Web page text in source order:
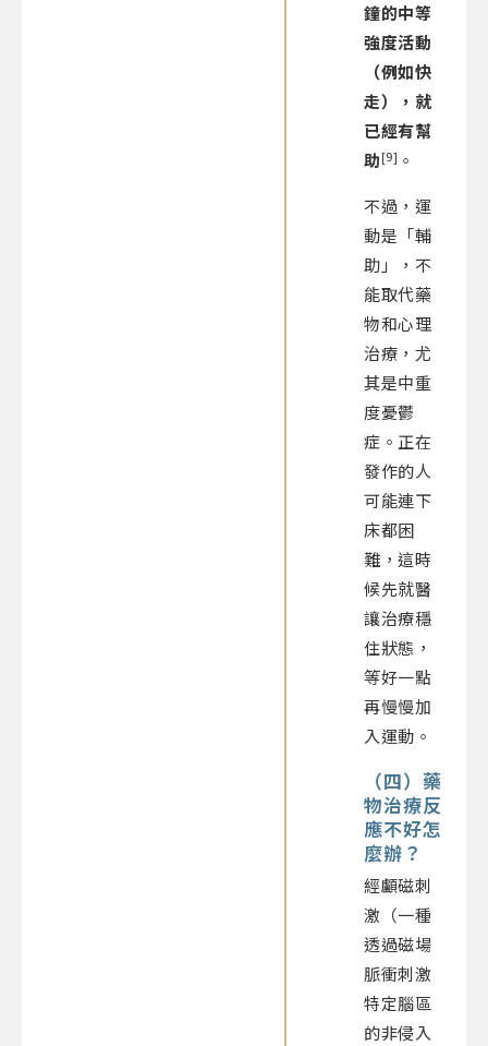
鐘的中等
強度活動
（例如快
走），就
已經有幫
助[9] 。
不過，運
動是「輔
助」，不
能取代藥
物和心理
治療，尤
其是中重
度憂鬱
症。正在
發作的人
可能連下
床都困
難，這時
候先就醫
讓治療穩
住狀態，
等好一點
再慢慢加
入運動。
（四）藥
物治療反
應不好怎
麼辦？
經顱磁刺
激（一種
透過磁場
脈衝刺激
特定腦區
的非侵入